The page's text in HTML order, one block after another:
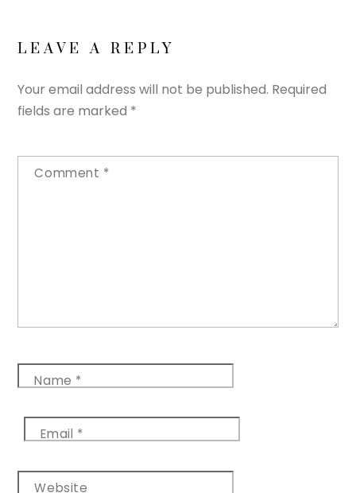
LEAVE A REPLY
Your email address will not be published. Required
fields are marked *
Comment *
Name *
Email *
Website